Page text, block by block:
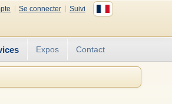
Se connecter
Suivi
Expos Contact